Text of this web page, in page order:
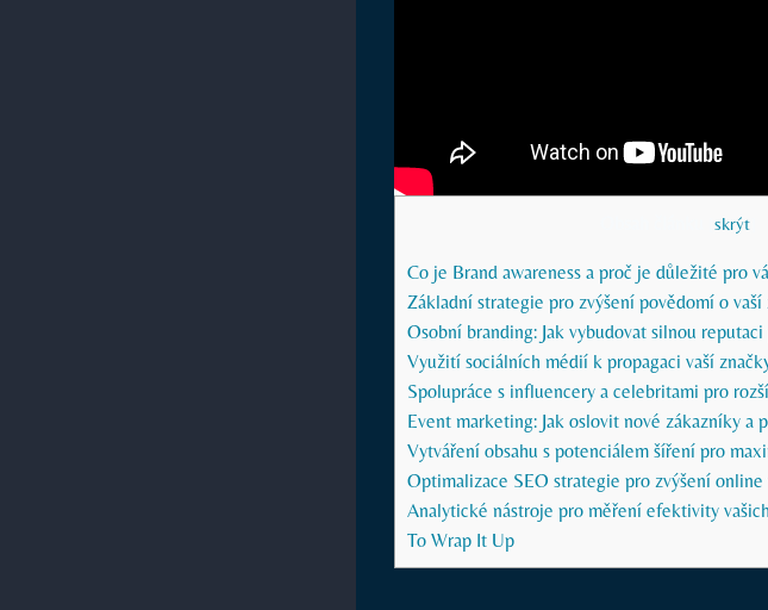
skrýt
Co je Brand awareness a proč je důležité pro
Základní strategie pro zvýšení povědomí o vaší
Osobní branding: Jak vybudovat silnou
Využití sociálních médií k propagaci vaší
Spolupráce s influencery a celebritami pro
Event marketing: Jak oslovit nové zákazníky a
Vytváření obsahu s potenciálem šíření pro
Optimalizace SEO strategie pro zvýšení
Analytické nástroje pro měření efektivity
To Wrap It Up